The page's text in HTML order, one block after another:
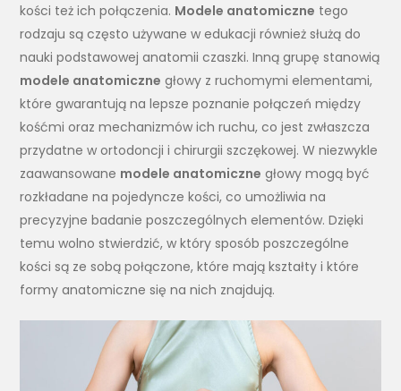
kości też ich połączenia. Modele anatomiczne tego
rodzaju są często używane w edukacji również służą do
nauki podstawowej anatomii czaszki. Inną grupę stanowią
modele anatomiczne głowy z ruchomymi elementami,
które gwarantują na lepsze poznanie połączeń między
kośćmi oraz mechanizmów ich ruchu, co jest zwłaszcza
przydatne w ortodoncji i chirurgii szczękowej. W niezwykle
zaawansowane modele anatomiczne głowy mogą być
rozkładane na pojedyncze kości, co umożliwia na
precyzyjne badanie poszczególnych elementów. Dzięki
temu wolno stwierdzić, w który sposób poszczególne
kości są ze sobą połączone, które mają kształty i które
formy anatomiczne się na nich znajdują.